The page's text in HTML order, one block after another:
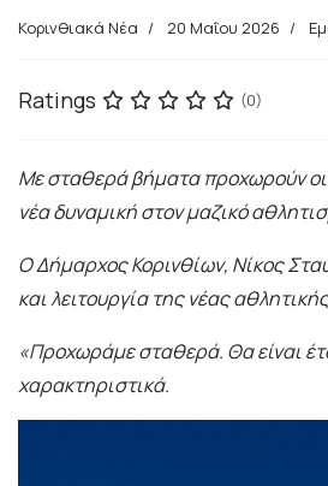
Κορινθιακά Νέα 20 Μαΐου 2026
Ratings (0)
Με σταθερά βήματα προχωρούν οι
νέα δυναμική στον μαζικό
Ο Δήμαρχος Κορινθίων, Νίκος
και λειτουργία της νέας
«Προχωράμε σταθερά. Θα είναι
χαρακτηριστικά.